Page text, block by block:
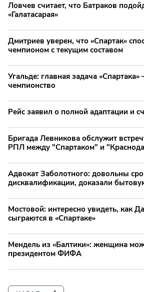
Ловчев считает, что Батраков
«Галатасарая»
Дмитриев уверен, что «Спартак»
чемпионом с текущим составом
Угальде: главная задача
чемпионство
Рейс заявил о полной адаптации и
Бригада Левникова обслужит
РПЛ между "Спартаком" и
Адвокат Заболотного: довольны
дисквалификации, доказали
Мостовой: интересно увидеть, как
сыграются в «Спартаке»
Мендель из «Балтики»: женщина
президентом ФИФА